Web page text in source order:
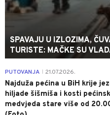
SPAVAJU U IZLOZIMA,
TURISTE: MAČKE SU
PUTOVANJA 21.07.2026.
Najduža pećina u BiH krije
hiljade šišmiša i kosti
medvjeda stare više od